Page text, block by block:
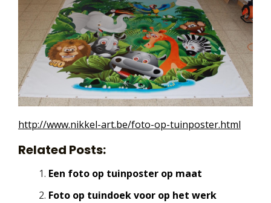
http://www.nikkel-art.be/foto-op-tuinposter.html
Related Posts:
Een foto op tuinposter op maat
Foto op tuindoek voor op het werk